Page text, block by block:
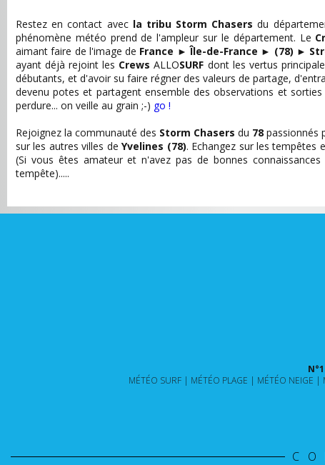
Restez en contact avec la tribu Storm Chasers du
phénomène météo prend de l'ampleur sur le département. Le
aimant faire de l'image de France ►Île-de-France ► (78) ►
ayant déjà rejoint les Crews ALLOSURF dont les vertus
débutants, et d'avoir su faire régner des valeurs de partage,
devenu potes et partagent ensemble des observations et
perdure... on veille au grain ;-) go !
Rejoignez la communauté des Storm Chasers du 78 passionnés
sur les autres villes deYvelines (78). Echangez sur les
(Si vous êtes amateur et n'avez pas de bonnes
tempête).....
MÉTÉO SURF
MÉTÉO PLAGE MÉTÉO NEIGE